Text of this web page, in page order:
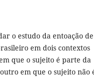
o estudo da entoação
em dois contextos
que o sujeito é parte da
em que o sujeito não